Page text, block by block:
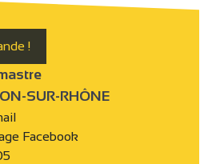
!
SUR-RHÔNE
Facebook